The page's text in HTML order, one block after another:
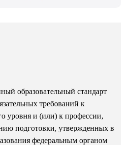
образовательный стандарт
требований к
уровня и (или) к профессии,
подготовки, утвержденных в
федеральным органом